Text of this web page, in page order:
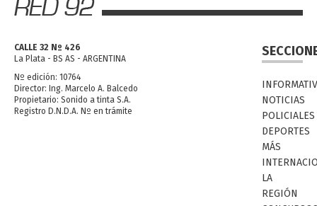
CALLE 32 Nº 426
La Plata - BS AS - ARGENTINA
Nº edición: 10764
Director: Ing. Marcelo A. Balcedo
Propietario: Sonido a tinta S.A.
Registro D.N.D.A. Nº en trámite
NOTICIAS
POLICIALES
DEPORTES
MÁS
LA
REGIÓN